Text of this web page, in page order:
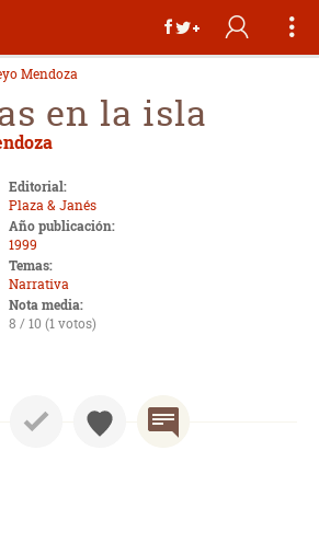
Mendoza
en la isla
Editorial:
Plaza & Janés
Año publicación:
1999
Temas:
Narrativa
Nota media:
8 / 10 (1 votos)